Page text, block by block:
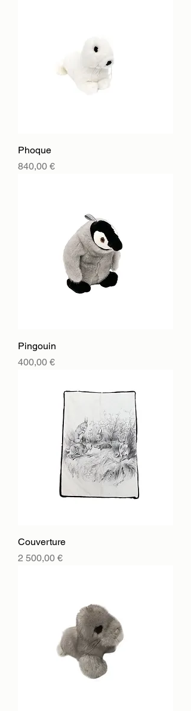
Phoque
Цена
840,00 €
Pingouin
Цена
400,00 €
Couverture
Цена
2 500,00 €